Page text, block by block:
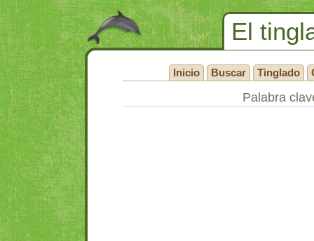
El
Inicio Buscar Tinglado
Palabra